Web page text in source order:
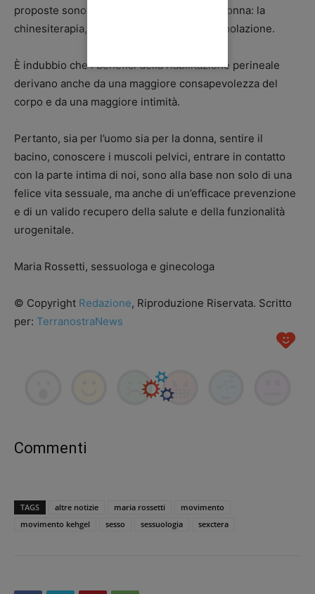
proposte sono le stesse impiegate per la donna: la
chinesiterapia, il biofeedback e l’elettrostimolazione.
È indubbio che i benefici della riabilitazione perineale
derivano anche da una maggiore consapevolezza del
corpo e da una maggiore intimità.
Pertanto, sia per l’uomo sia per la donna, sentire il
bacino, conoscere i muscoli pelvici, entrare in contatto
con la parte intima di noi, sono alla base non solo di una
felice vita sessuale, ma anche di un’efficace prevenzione
e di un valido recupero della salute e della funzionalità
urogenitale.
Maria Rossetti, sessuologa e ginecologa
© Copyright Redazione, Riproduzione Riservata. Scritto
per: TerranostraNews
Commenti
TAGS altre notizie maria rossetti
movimento
movimento kehgel
sesso sessuologia sexctera